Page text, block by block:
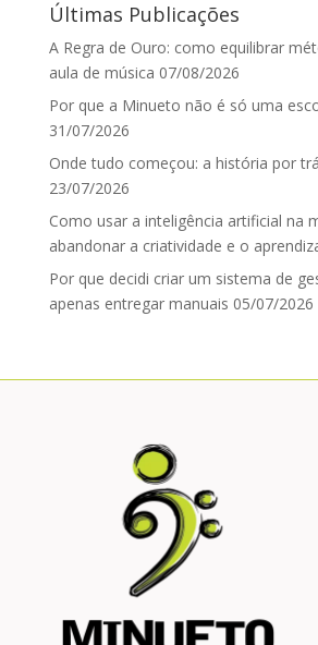
Últimas Publicações
A Regra de Ouro: como equilibrar
aula de música 07/08/2026
Por que a Minueto não é só uma
31/07/2026
Onde tudo começou: a história por
23/07/2026
Como usar a inteligência artificial na
abandonar a criatividade e o
Por que decidi criar um sistema de
apenas entregar manuais 05/07/2026